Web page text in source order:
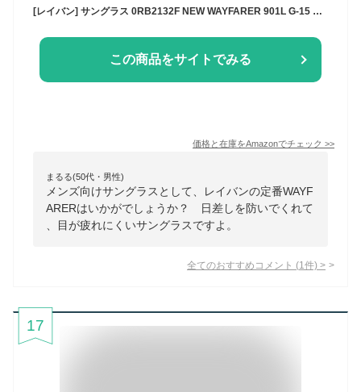
[レイバン] サングラス 0RB2132F NEW WAYFARER 901L G-15 GREEN 55
この商品をサイトでみる
価格と在庫をAmazonでチェック >>
まるる(50代・男性)
メンズ向けサングラスとして、レイバンの定番WAYF
ARERはいかがでしょうか？ 日差しを防いでくれて
、目が疲れにくいサングラスですよ。
全てのおすすめコメント (1 件) >
17